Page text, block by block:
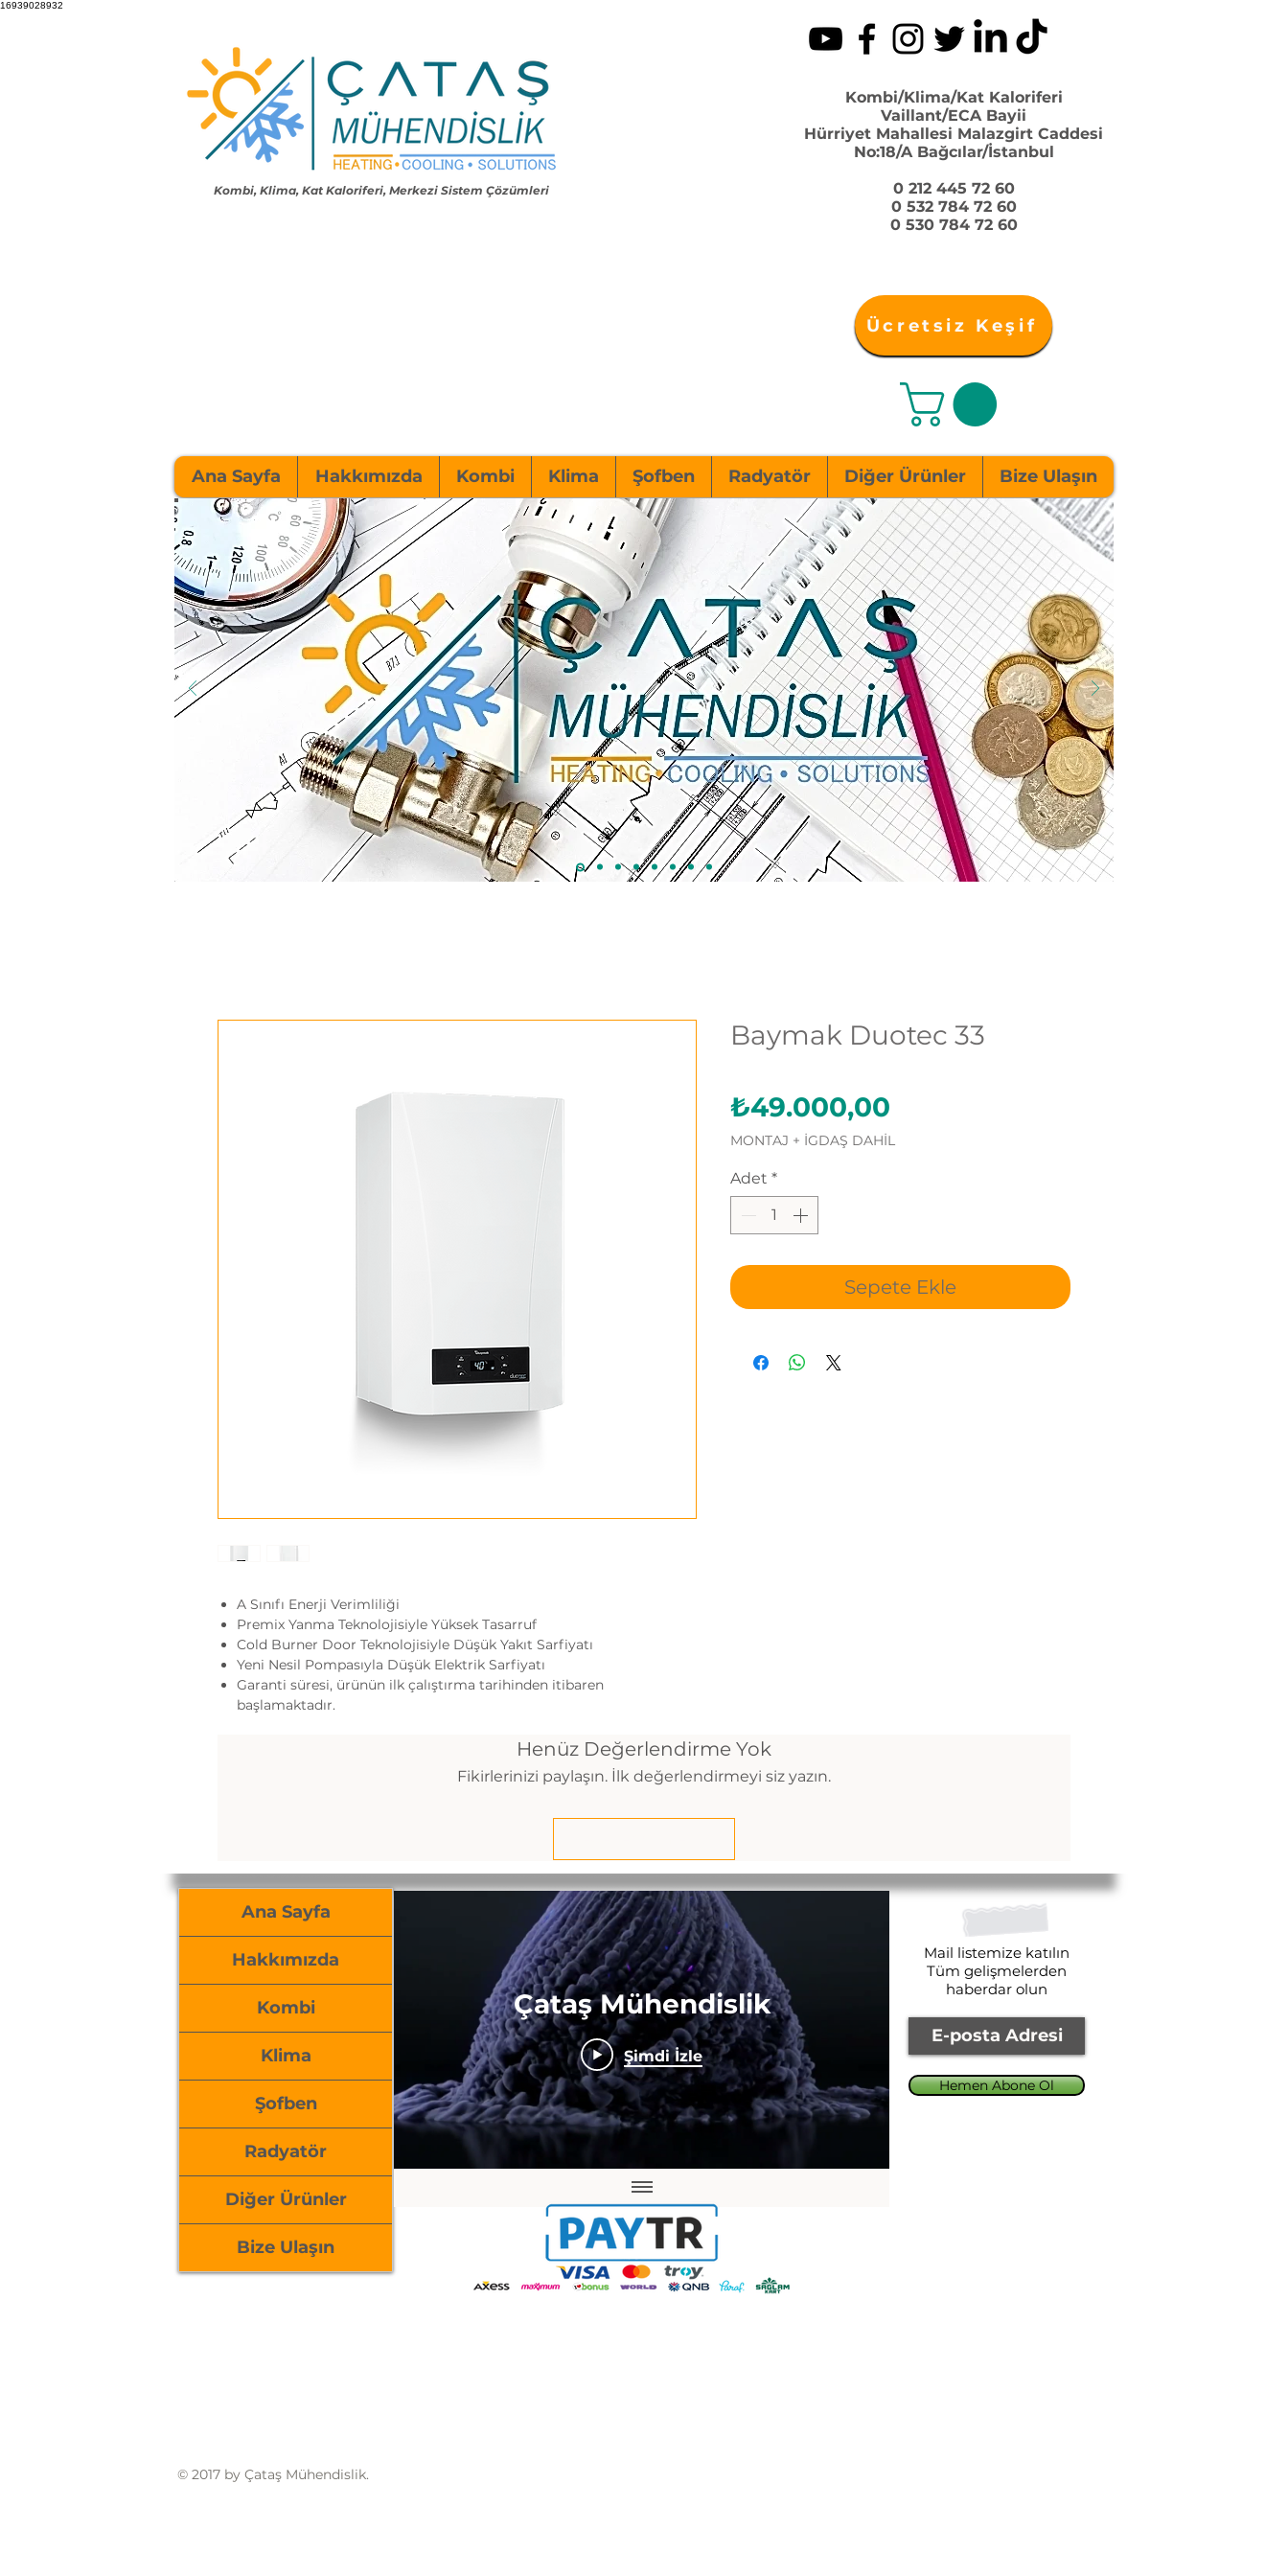
16939028932
Kombi, Klima, Kat Kaloriferi, Merkezi Sistem Çözümleri
Kombi/Klima/Kat Kaloriferi
Vaillant/ECA Bayii
Hürriyet Mahallesi Malazgirt Caddesi
No:18/A Bağcılar/İstanbul
0 212 445 72 60
0 532 784 72 60
0 530 784 72 60
Ücretsiz Keşif
Ana Sayfa Hakkımızda Kombi Klima Şofben Radyatör Diğer Ürünler Bize Ulaşın
A Sınıfı Enerji Verimliliği
Premix Yanma Teknolojisiyle Yüksek Tasarruf
Cold Burner Door Teknolojisiyle Düşük Yakıt Sarfiyatı
Yeni Nesil Pompasıyla Düşük Elektrik Sarfiyatı
Garanti süresi, ürünün ilk çalıştırma tarihinden itibaren
başlamaktadır.
Baymak Duotec 33
₺49.000,00
MONTAJ + İGDAŞ DAHİL
Adet *
Sepete Ekle
Henüz Değerlendirme Yok
Fikirlerinizi paylaşın. İlk değerlendirmeyi siz yazın.
Ana Sayfa
Hakkımızda
Kombi
Klima
Şofben
Radyatör
Diğer Ürünler
Bize Ulaşın
Çataş Mühendislik
Şimdi İzle
Mail listemize katılın
Tüm gelişmelerden
haberdar olun
Hemen Abone Ol
© 2017 by Çataş Mühendislik.